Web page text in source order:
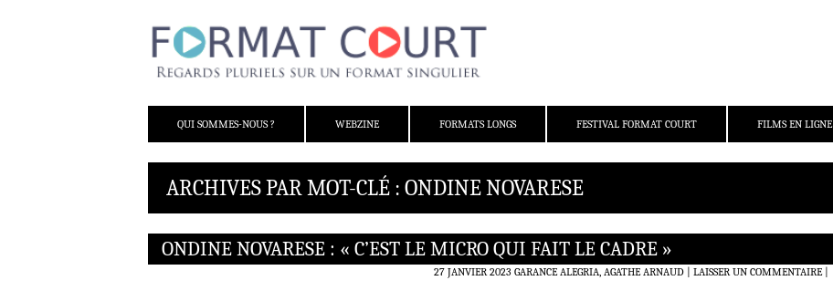
QUI SOMMES-NOUS ?
WEBZINE FORMATS LONGS FESTIVAL FORMAT COURT FILMS EN LIGNE
ARCHIVES PAR MOT-CLÉ : ONDINE NOVARESE
ONDINE NOVARESE : « C’EST LE MICRO QUI FAIT LE CADRE »
27 JANVIER 2023 GARANCE ALEGRIA, AGATHE ARNAUD LAISSER UN COMMENTAIRE|